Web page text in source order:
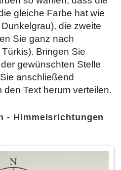
gleiche Farbe hat wie
die zweite
Sie ganz nach
Bringen Sie
gewünschten Stelle
anschließend
Text herum verteilen.
- Himmelsrichtungen